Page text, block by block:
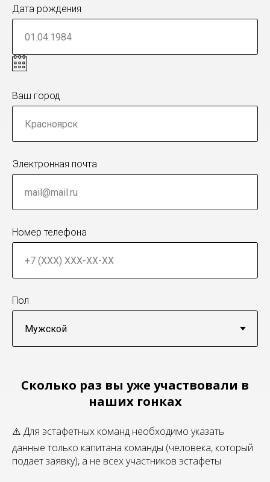
Дата рождения
Ваш город
Электронная почта
Номер телефона
Пол
Сколько раз вы уже участвовали в
наших гонках
⚠️ Для эстафетных команд необходимо указать
данные только капитана команды (человека, который
подает заявку), а не всех участников эстафеты